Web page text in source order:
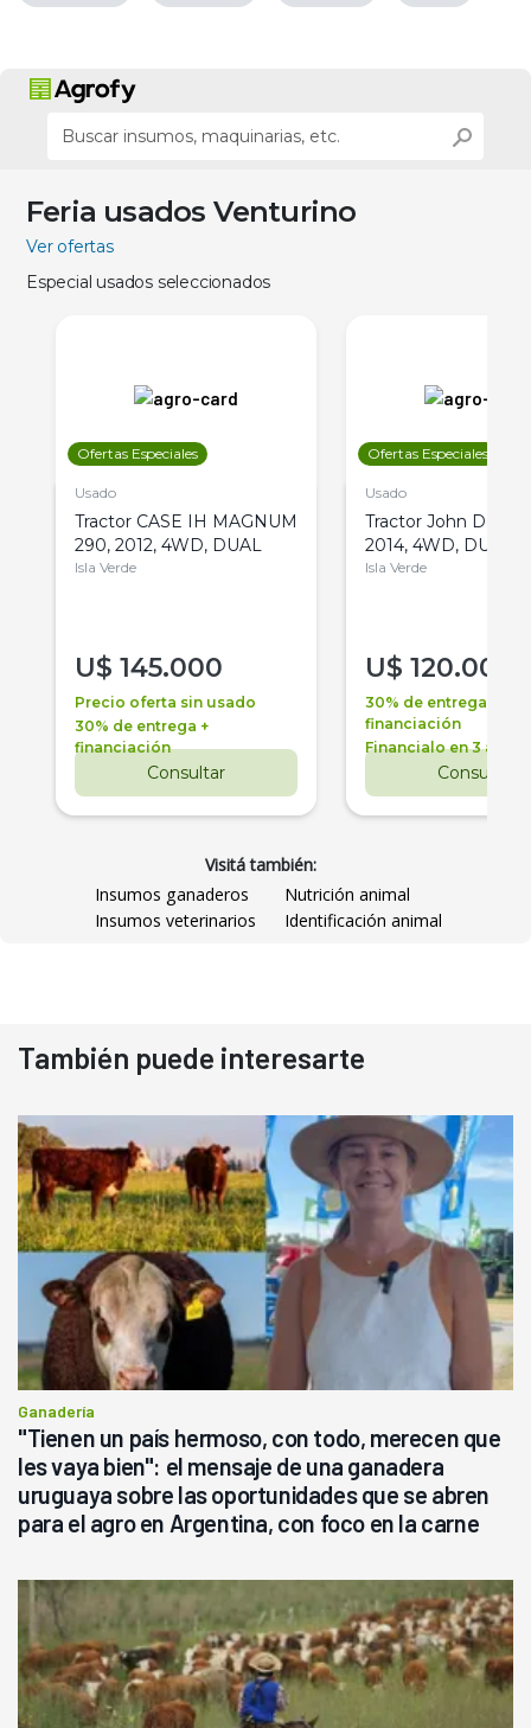
Feria usados Venturino
Ver ofertas
Especial usados seleccionados
Ofertas Especiales
Usado
Tractor CASE IH MAGNUM
290, 2012, 4WD, DUAL
Isla Verde
U$ 145.000
Precio oferta sin usado
30% de entrega +
financiación
Consultar
Ofertas Especiales
Usado
Tractor John Deere
2014, 4WD, DUAL
Isla Verde
U$ 120.000
30% de entrega +
financiación
Financialo en 3 años
Consultar
Visitá también:
Insumos ganaderos
Nutrición animal
Insumos veterinarios
Identificación animal
También puede interesarte
Ganadería
"Tienen un país hermoso, con todo, merecen que
les vaya bien": el mensaje de una ganadera
uruguaya sobre las oportunidades que se abren
para el agro en Argentina, con foco en la carne